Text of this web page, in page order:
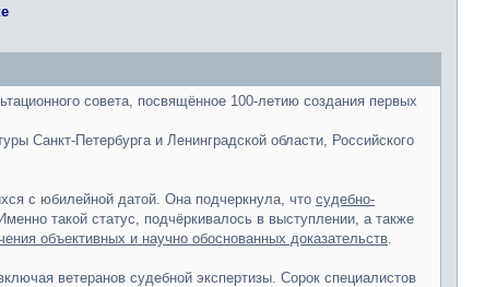
совета, посвящённое 100-летию создания первых
Санкт-Петербурга и Ленинградской области, Российского
с юбилейной датой. Она подчеркнула, что судебно-
такой статус, подчёркивалось в выступлении, а также
объективных и научно обоснованных доказательств.
ветеранов судебной экспертизы. Сорок специалистов